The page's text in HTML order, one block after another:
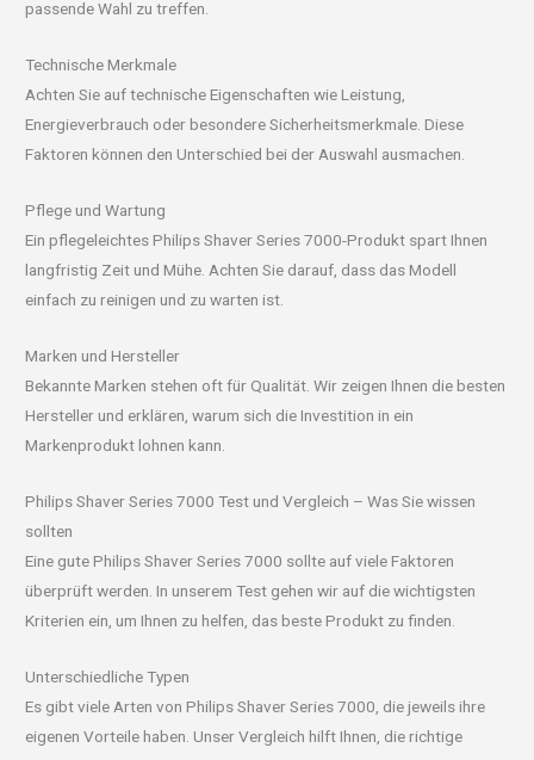
passende Wahl zu treffen.
Technische Merkmale
Achten Sie auf technische Eigenschaften wie Leistung,
Energieverbrauch oder besondere Sicherheitsmerkmale. Diese
Faktoren können den Unterschied bei der Auswahl ausmachen.
Pflege und Wartung
Ein pflegeleichtes Philips Shaver Series 7000-Produkt spart Ihnen
langfristig Zeit und Mühe. Achten Sie darauf, dass das Modell
einfach zu reinigen und zu warten ist.
Marken und Hersteller
Bekannte Marken stehen oft für Qualität. Wir zeigen Ihnen die besten
Hersteller und erklären, warum sich die Investition in ein
Markenprodukt lohnen kann.
Philips Shaver Series 7000 Test und Vergleich – Was Sie wissen
sollten
Eine gute Philips Shaver Series 7000 sollte auf viele Faktoren
überprüft werden. In unserem Test gehen wir auf die wichtigsten
Kriterien ein, um Ihnen zu helfen, das beste Produkt zu finden.
Unterschiedliche Typen
Es gibt viele Arten von Philips Shaver Series 7000, die jeweils ihre
eigenen Vorteile haben. Unser Vergleich hilft Ihnen, die richtige